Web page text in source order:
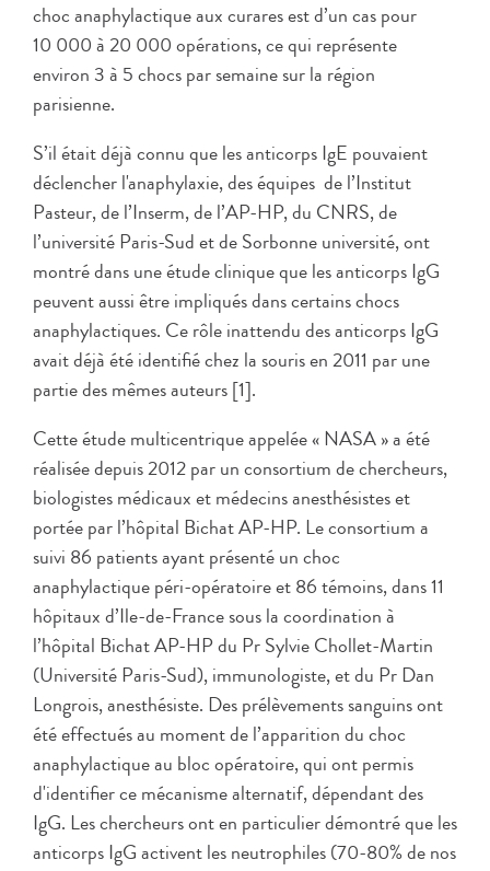
choc anaphylactique aux curares est d’un cas pour
10 000 à 20 000 opérations, ce qui représente
environ 3 à 5 chocs par semaine sur la région
parisienne.
S’il était déjà connu que les anticorps IgE pouvaient
déclencher l'anaphylaxie, des équipes de l’Institut
Pasteur, de l’Inserm, de l’AP-HP, du CNRS, de
l’université Paris-Sud et de Sorbonne université, ont
montré dans une étude clinique que les anticorps IgG
peuvent aussi être impliqués dans certains chocs
anaphylactiques. Ce rôle inattendu des anticorps IgG
avait déjà été identifié chez la souris en 2011 par une
partie des mêmes auteurs [1].
Cette étude multicentrique appelée « NASA » a été
réalisée depuis 2012 par un consortium de chercheurs,
biologistes médicaux et médecins anesthésistes et
portée par l’hôpital Bichat AP-HP. Le consortium a
suivi 86 patients ayant présenté un choc
anaphylactique péri-opératoire et 86 témoins, dans 11
hôpitaux d’Ile-de-France sous la coordination à
l’hôpital Bichat AP-HP du Pr Sylvie Chollet-Martin
(Université Paris-Sud), immunologiste, et du Pr Dan
Longrois, anesthésiste. Des prélèvements sanguins ont
été effectués au moment de l’apparition du choc
anaphylactique au bloc opératoire, qui ont permis
d'identifier ce mécanisme alternatif, dépendant des
IgG. Les chercheurs ont en particulier démontré que les
anticorps IgG activent les neutrophiles (70-80% de nos